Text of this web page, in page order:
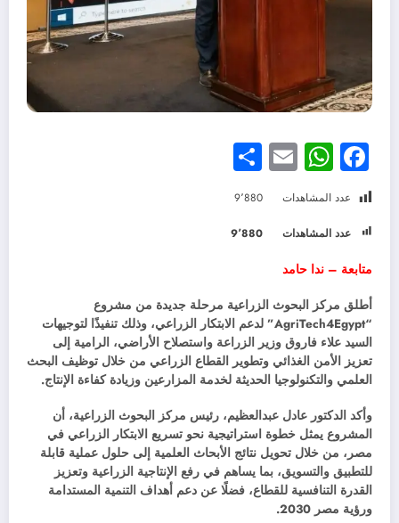
Facebook
WhatsApp
Email
عدد المشاهدات 9٬880
عدد المشاهدات 9٬880
متابعة – ندا حامد
أطلق مركز البحوث الزراعية مرحلة جديدة من مشروع
“AgriTech4Egypt” لدعم الابتكار الزراعي، وذلك تنفيذًا لتوجيهات
السيد علاء فاروق وزير الزراعة واستصلاح الأراضي، الرامية إلى
تعزيز الأمن الغذائي وتطوير القطاع الزراعي من خلال توظيف البحث
العلمي والتكنولوجيا الحديثة لخدمة المزارعين وزيادة كفاءة الإنتاج.
وأكد الدكتور عادل عبدالعظيم، رئيس مركز البحوث الزراعية، أن
المشروع يمثل خطوة استراتيجية نحو تسريع الابتكار الزراعي في
مصر، من خلال تحويل نتائج الأبحاث العلمية إلى حلول عملية قابلة
للتطبيق والتسويق، بما يساهم في رفع الإنتاجية الزراعية وتعزيز
القدرة التنافسية للقطاع، فضلًا عن دعم أهداف التنمية المستدامة
ورؤية مصر 2030.